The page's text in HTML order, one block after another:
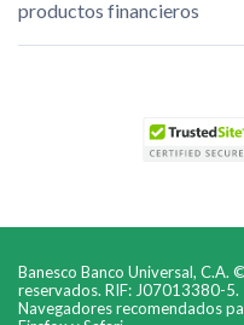
productos financieros
Banesco Banco Universal,
reservados. RIF: J07013380-5.
Navegadores recomendados